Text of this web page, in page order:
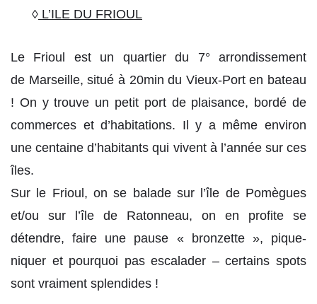
◊ L’ILE DU FRIOUL
Le Frioul est un quartier du 7° arrondissement
de Marseille, situé à 20min du Vieux-Port en bateau
! On y trouve un petit port de plaisance, bordé de
commerces et d’habitations. Il y a même environ
une centaine d’habitants qui vivent à l’année sur ces
îles.
Sur le Frioul, on se balade sur l’île de Pomègues
et/ou sur l’île de Ratonneau, on en profite se
détendre, faire une pause « bronzette », pique-
niquer et pourquoi pas escalader – certains spots
sont vraiment splendides !